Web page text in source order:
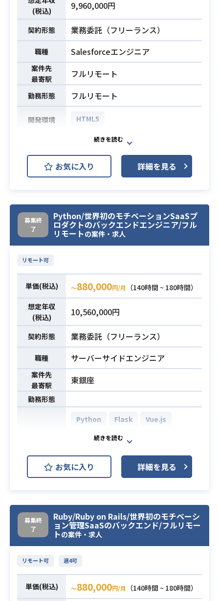
必須スキル
・Flutter を使った経験 (1年以上)
・自身が書いたコードの結合テスト
仕様設計 (3年以上)
・自身が担当するモジュールを、
「設計 → 実装 → 結合テスト」まで
一貫して開発が行える事
・要件文書から開発要件を正しく理
解できること
業務内容
【仕事概要】
以下の開発業務の実施をお願いしま
す。
- 機能開発
- QAテスト
- 運用保守
【開発言語】
・Dart
・Flutter
【開発環境】
・フロントエンド要素技術
- dart 3.x系
- Flutter 3.x系
・バックエンド要素技術
・インフラ要素・運用
- Firebase (Firebase Hosting, Fireb
ase Authentication, Firestore Data
base, Storage, Functions, Analytic
必須スキル
・Webアプリケーションの開発経験
(3年以上)
・Flutter を使った経験 (1年以上)
・自身が書いたコードの結合テスト
仕様設計 (3年以上)
・自身が担当するモジュールを、
「設計 → 実装 → 結合テスト」まで
一貫して開発が行える事
・要件文書から開発要件を正しく理
(税込)
9,960,000円
契約形態 業務委託（フリーランス）
職種 Salesforceエンジニア
案件先
最寄駅
フルリモート
勤務形態 フルリモート
開発環境 HTML5
業務内容
≪具体的な業務内容は下記になりま
す≫
・AccountEngagement(Pardot)及
びマーケティング関連ツールの旧環
・リリース時の問題発生時の対応
（アセット移管・切り替え作業）
・Pardotの標準機能以外の操作確
・LeadCaptureの設定
詳細は面談時にお伝えいたします。
必須スキル
・Pardotの運用設計/構築の経験1年
以上＆MA領域経験（Webページ/HT
ML設計・運用等）
・外部サイトとPardotの接続、シス
テムの切り替え経験
お気に入り 詳細を見る
募集終
了
Python/世界初のモチベーションSaaSプ
ロダクトのバックエンドエンジニア/フル
リモートの案件・求人
リモート可
単価(税込) 〜880,000円/月
（140時間 ~ 180時間）
想定年収
(税込)
10,560,000円
契約形態 業務委託（フリーランス）
職種 サーバーサイドエンジニア
案件先
最寄駅
東銀座
勤務形態
開発環境
Python Flask
Vue.js
AWS Aurora (Amazon Aurora)
AWS (Amazon Web Services)
AWS ElastiCache
AWS Lambda
Confluence
webpack
【案件内容】
ます。
会社からの発信を通じて、会社と個
人間のエンゲージメントを高めるた
お気に入り 詳細を見る
募集終
了
Ruby/Ruby on Rails/世界初のモチベーシ
ョン管理SaaSのバックエンド/フルリモー
トの案件・求人
リモート可 週4可
単価(税込) 〜880,000円/月
（140時間 ~ 180時間）